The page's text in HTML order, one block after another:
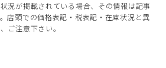
況が掲載されている場合、その情報は記事
店頭での価格表記・税表記・在庫状況と異
ご注意下さい。